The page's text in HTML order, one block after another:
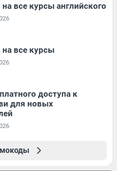
все курсы английского
все курсы
доступа к
для новых